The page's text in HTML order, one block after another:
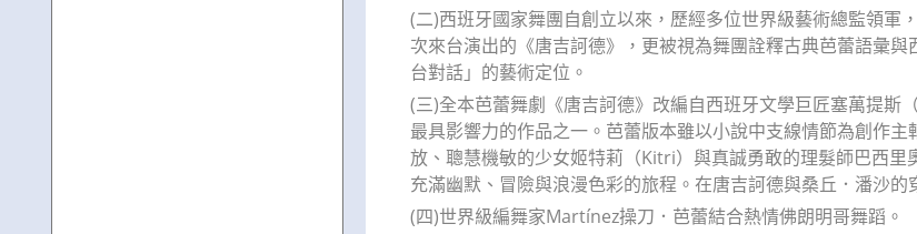
(二)西班牙國家舞團自創立以來，歷經多位世界級藝術總監領
次來台演出的《唐吉訶德》，更被視為舞團詮釋古典芭蕾語彙
台對話」的藝術定位。
(三)全本芭蕾舞劇《唐吉訶德》改編自西班牙文學巨匠塞萬提
最具影響力的作品之一。芭蕾版本雖以小說中支線情節為創作
放、聰慧機敏的少女姬特莉（Kitri）與真誠勇敢的理髮師巴西
充滿幽默、冒險與浪漫色彩的旅程。在唐吉訶德與桑丘．潘沙
(四)世界級編舞家Martínez操刀．芭蕾結合熱情佛朗明哥舞蹈。